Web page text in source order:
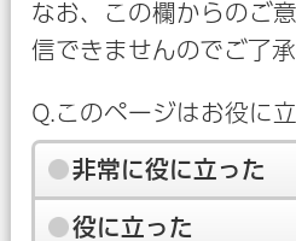
なお、この欄からのご
信できませんのでご了承
Q.このページはお役に
非常に役に立った
役に立った